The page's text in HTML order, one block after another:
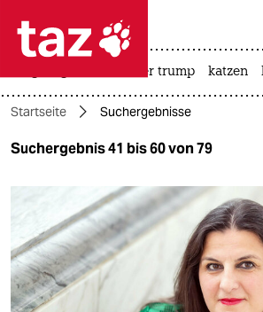
 taz zahl ich
taz zahl ich
themen
öko
gesellschaft
usa unter trump katzen
Startseite Suchergebnisse
Suchergebnis 41 bis 60 von 79